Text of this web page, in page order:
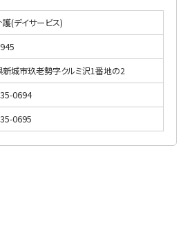
(デイサービス)
新城市玖老勢字クルミ沢1番地の2
0694
0695